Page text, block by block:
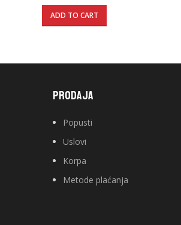
ADD TO CART
PRODAJA
Popusti
Uslovi
Korpa
Metode plaćanja